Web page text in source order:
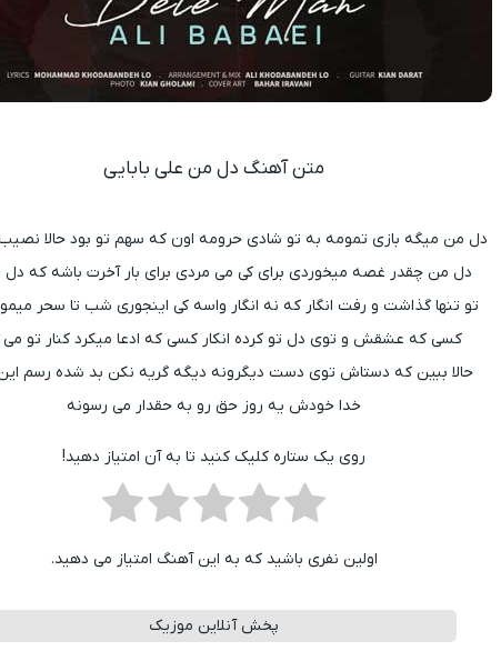
متن آهنگ دل من علی بابایی
دل من میگه بازی تمومه به تو شادی حرومه اون که سهم تو بود حالا
دل من چقدر غصه میخوردی برای کی می مردی برای بار آخرت باشه که
تو تنها گذاشت و رفت انگار که نه انگار واسه کی اینجوری شب تا سحر
کسی که عشقش و توی دل تو کرده انکار کسی که ادعا میکرد کنار تو
حالا ببین که دستاش توی دست دیگرونه دیگه گریه نکن بد شده رسم
خدا خودش یه روز حق رو به حقدار می رسونه
روی یک ستاره کلیک کنید تا به آن امتیاز دهید!
اولین نفری باشید که به این آهنگ امتیاز می دهید.
پخش آنلاین موزیک